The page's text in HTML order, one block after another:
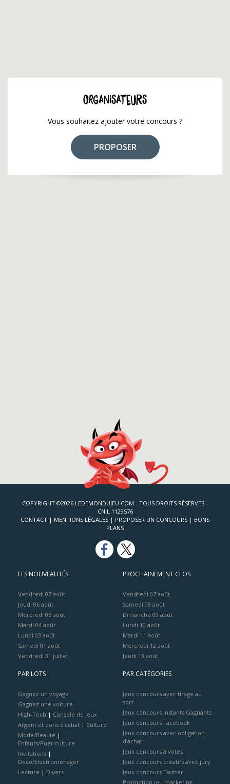
ORGANISATEURS
Vous souhaitez ajouter votre concours ?
PROPOSER
COPYRIGHT ©2026 LEDEMONDUJEU.COM - TOUS DROITS RÉSERVÉS -
CNIL 1129576
CONTACT | MENTIONS LÉGALES | PROPOSER UN CONCOURS | BONS
PLANS
LES NOUVEAUTÉS
Vendredi 07 août
Jeudi 06 août
Mercredi 05 août
Mardi 04 août
Lundi 03 août
Samedi 01 août
Vendredi 31 juillet
PROCHAINEMENT CLOS
Vendredi 07 août
Samedi 08 août
Dimanche 09 août
Lundi 10 août
Mardi 11 août
Mercredi 12 août
Jeudi 13 août
PAR LOTS
Gagnez un voyage
Gagnez une voiture
High-Tech | Console de jeux
Argent et bons d’achat | Culture
Mode/Beauté |
Enfants/Puériculture
Invitations |
Déco/Electroménager
Lecture | Divers
PAR CATÉGORIES
Jeux concours avec tirage au
sort
Jeux concours Instants Gagnants
Jeux concours Facebook
Jeux concours avec obligation
d'achat
Jeux concours à votes
Jeux concours créatifs avec jury
Jeux concours Twitter
Promotion jeu marketing